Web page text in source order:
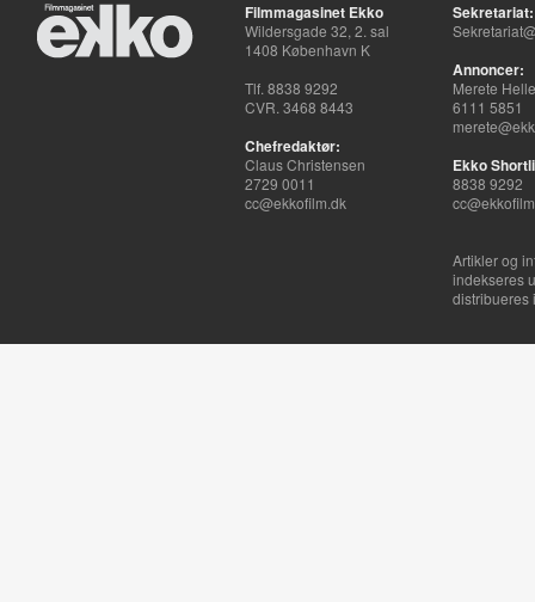
Filmmagasinet Ekko
Wildersgade 32, 2. sal
1408 København K
Tlf. 8838 9292
CVR. 3468 8443
Chefredaktør:
Claus Christensen
2729 0011
cc@ekkofilm.dk
Sekretariat:
Annoncer:
Merete
6111 5851
Ekko
8838 9292
Artikler og
indekseres
distribueres